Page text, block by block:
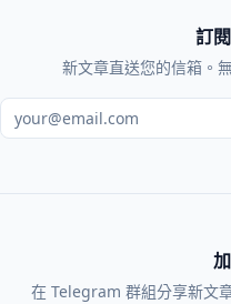
訂
新文章直送您的信箱。
電子郵件地址
在 Telegram 群組分享新文